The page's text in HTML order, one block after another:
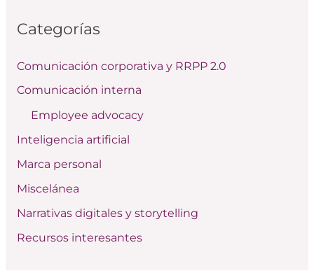
a
p
o
:
Categorías
Comunicación corporativa y RRPP 2.0
Comunicación interna
Employee advocacy
Inteligencia artificial
Marca personal
Miscelánea
Narrativas digitales y storytelling
Recursos interesantes